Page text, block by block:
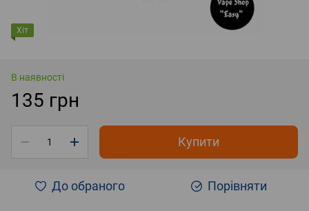
Хіт
В наявності
135 грн
Купити
До обраного Порівняти